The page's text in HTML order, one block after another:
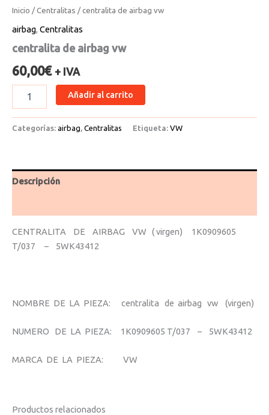
Inicio /Centralitas / centralita de airbag vw
airbag, Centralitas
centralita de airbag vw
60,00€ + IVA
Añadir al carrito
Categorías: airbag, Centralitas Etiqueta: VW
Descripción
CENTRALITA DE AIRBAG VW ( virgen) 1K0909605
T/037 – 5WK43412
NOMBRE DE LA PIEZA: centralita de airbag vw (virgen)
NUMERO DE LA PIEZA: 1K0909605 T/037 – 5WK43412
MARCA DE LA PIEZA: VW
Productos relacionados